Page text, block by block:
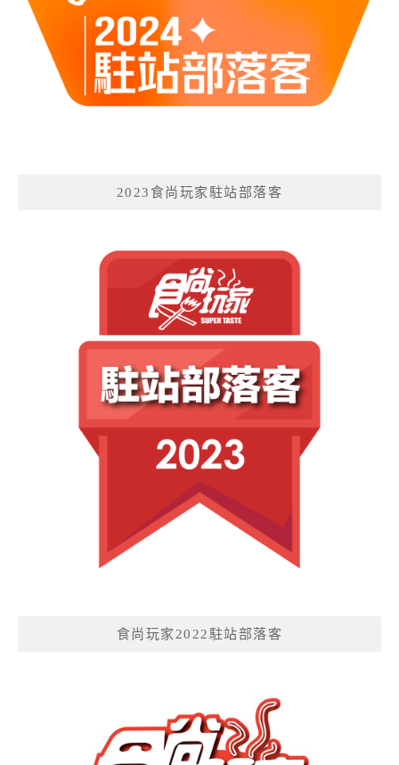
2023食尚玩家駐站部落客
食尚玩家2022駐站部落客